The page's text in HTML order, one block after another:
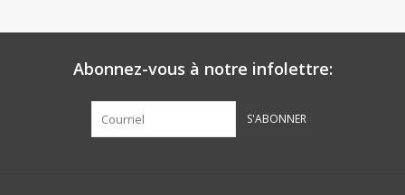
Abonnez-vous à notre infolettre:
S'ABONNER